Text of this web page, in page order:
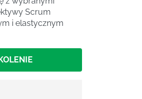
Scrum
i elastycznym